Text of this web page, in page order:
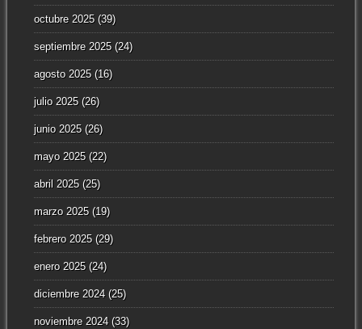
octubre 2025(39)
septiembre 2025(24)
agosto 2025(16)
julio 2025(26)
junio 2025(26)
mayo 2025(22)
abril 2025(25)
marzo 2025(19)
febrero 2025(29)
enero 2025(24)
diciembre 2024(25)
noviembre 2024(33)